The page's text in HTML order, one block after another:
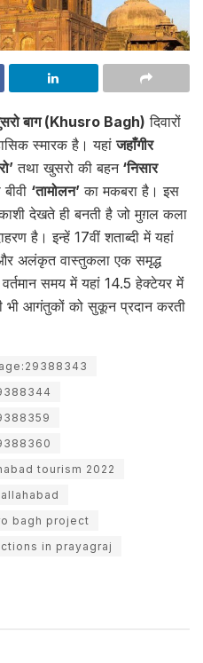
बाग (Khusro Bagh) दिवारों
स्मारक है। यहांजहाँगीर
तथा खुसरो की बहन‘निसार
‘तामोलन’ का मकबरा है। इस
देखते ही बनती है जो मुग़ल कला
है। इन्हें 17वीं शताब्दी में यहां
अलंकृत वास्तुकला एक समृद्ध
समय में यहां 14.5 हेक्टेयर मेंं
भी आगंतुकों को सुकून प्रदान करती
tourism 2022
bagh project
in prayagraj